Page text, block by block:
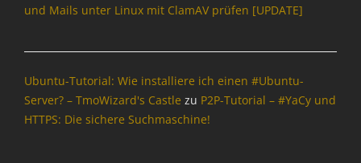
und Mails unter Linux mit ClamAV prüfen [UPDATE]
Ubuntu-Tutorial: Wie installiere ich einen #Ubuntu-
Server? – TmoWizard's Castle zu P2P-Tutorial – #YaCy und
HTTPS: Die sichere Suchmaschine!